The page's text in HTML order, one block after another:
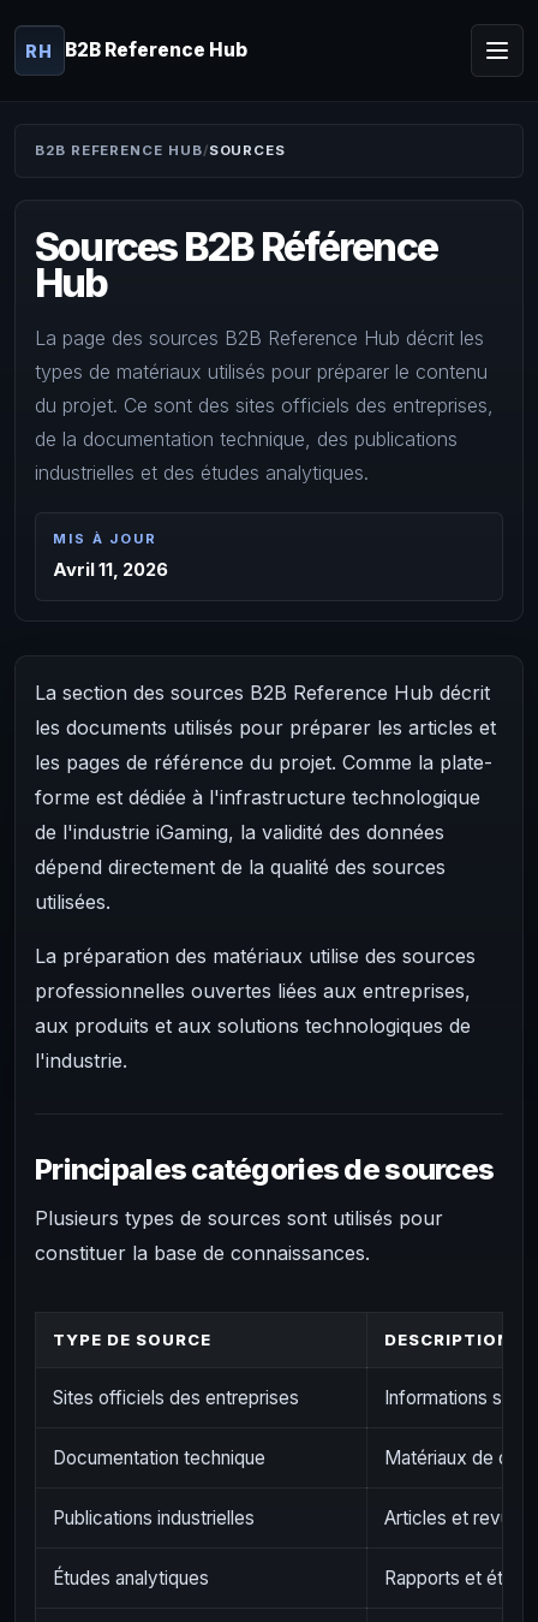
RH B2B Reference Hub
B2B REFERENCE HUB SOURCES
Sources B2B Référence
Hub
La page des sources B2B Reference Hub décrit les
types de matériaux utilisés pour préparer le contenu
du projet. Ce sont des sites officiels des entreprises,
de la documentation technique, des publications
industrielles et des études analytiques.
MIS À JOUR
Avril 11, 2026
La section des sources B2B Reference Hub décrit
les documents utilisés pour préparer les articles et
les pages de référence du projet. Comme la plate-
forme est dédiée à l'infrastructure technologique
de l'industrie iGaming, la validité des données
dépend directement de la qualité des sources
utilisées.
La préparation des matériaux utilise des sources
professionnelles ouvertes liées aux entreprises,
aux produits et aux solutions technologiques de
l'industrie.
Principales catégories de sources
Plusieurs types de sources sont utilisés pour
constituer la base de connaissances.
TYPE DE SOURCE DESCRIPTION
Sites officiels des entreprises Informations sur
Documentation technique Matériaux de
Publications industrielles Articles et revues
Études analytiques Rapports et